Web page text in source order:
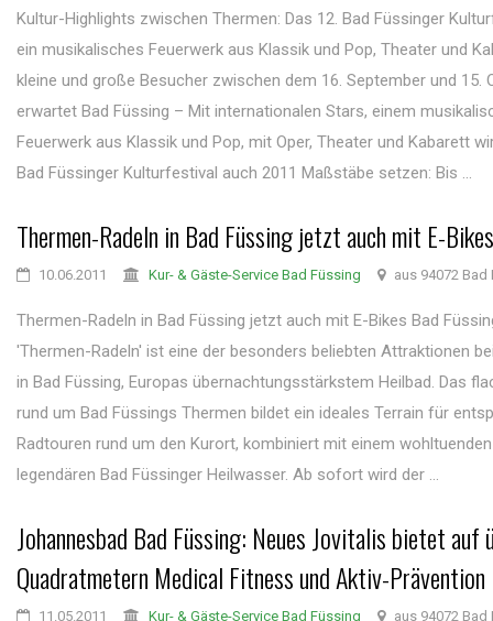
Kultur-Highlights zwischen Thermen: Das 12. Bad Füssinger
ein musikalisches Feuerwerk aus Klassik und Pop, Theater und
kleine und große Besucher zwischen dem 16. September und 15.
erwartet Bad Füssing – Mit internationalen Stars, einem
Feuerwerk aus Klassik und Pop, mit Oper, Theater und Kabarett
Bad Füssinger Kulturfestival auch 2011 Maßstäbe setzen: Bis ...
Thermen-Radeln in Bad Füssing jetzt auch mit E-Bikes
10.06.2011 Kur- & Gäste-Service Bad Füssing aus 94072 Bad
Thermen-Radeln in Bad Füssing jetzt auch mit E-Bikes Bad
'Thermen-Radeln' ist eine der besonders beliebten Attraktionen
in Bad Füssing, Europas übernachtungsstärkstem Heilbad. Das
rund um Bad Füssings Thermen bildet ein ideales Terrain für
Radtouren rund um den Kurort, kombiniert mit einem
legendären Bad Füssinger Heilwasser. Ab sofort wird der ...
Johannesbad Bad Füssing: Neues Jovitalis bietet
Quadratmetern Medical Fitness und Aktiv-Prävention
11.05.2011 Kur- & Gäste-Service Bad Füssing aus 94072 Bad